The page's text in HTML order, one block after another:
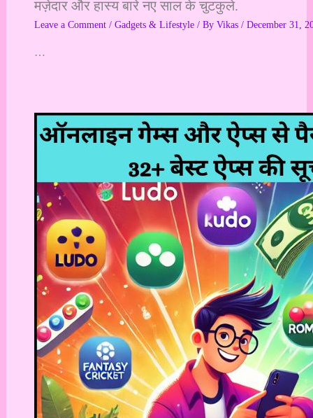
मज़ेदार और हास्य बारे नए साल के चुटकुले.
Leave a Comment / Gadgets & Lifestyle/ By Vikas / December 31,
…